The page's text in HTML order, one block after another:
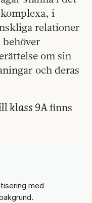
i
relationer
om sin
och deras
klass 9Afinns
med